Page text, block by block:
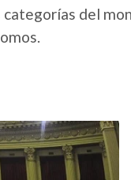
del